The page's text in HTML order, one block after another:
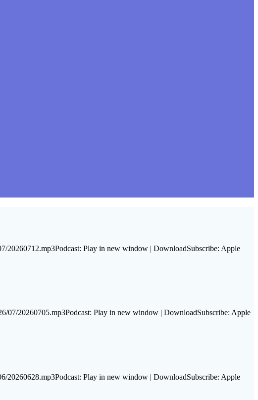
20260712.mp3Podcast: Play in new window | DownloadSubscribe: Apple
07/20260705.mp3Podcast: Play in new window | DownloadSubscribe: Apple
20260628.mp3Podcast: Play in new window | DownloadSubscribe: Apple